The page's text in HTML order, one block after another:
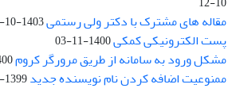
مقاله های مشترک با دکتر ولی رستمی1403-10-12
پست الکترونیکی کمکی1400-11-03
مشکل ورود به سامانه از طریق مرورگر کروم22
ممنوعیت اضافه کردن نام نویسنده جدید1399-10-12